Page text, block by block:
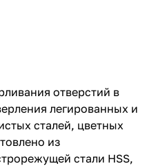
отверстий в
легированных и
сталей, цветных
из
стали HSS,